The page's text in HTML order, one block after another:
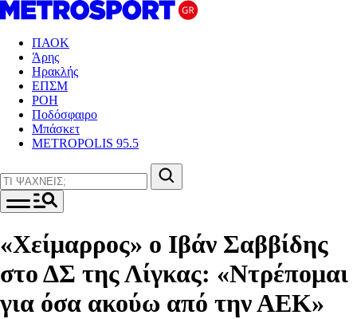
ΠΑΟΚ
Άρης
Ηρακλής
ΕΠΣΜ
ΡΟΗ
Ποδόσφαιρο
Μπάσκετ
METROPOLIS 95.5
«Χείμαρρος» ο Ιβάν Σαββίδης
στο ΔΣ της Λίγκας: «Ντρέπομαι
για όσα ακούω από την ΑΕΚ»